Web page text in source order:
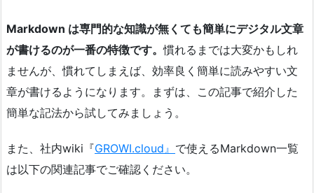
Markdown は専門的な知識が無くても簡単にデジタル文章
が書けるのが一番の特徴です。慣れるまでは大変かもしれ
ませんが、慣れてしまえば、効率良く簡単に読みやすい文
章が書けるようになります。まずは、この記事で紹介した
簡単な記法から試してみましょう。
また、社内wiki『GROWI.cloud』 で使えるMarkdown一覧
は以下の関連記事でご確認ください。